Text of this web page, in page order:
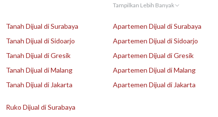
Tampilkan Lebih Banyak
Tanah Dijual di Surabaya
Tanah Dijual di Sidoarjo
Tanah Dijual di Gresik
Tanah Dijual di Malang
Tanah Dijual di Jakarta
Apartemen Dijual di Surabaya
Apartemen Dijual di Sidoarjo
Apartemen Dijual di Gresik
Apartemen Dijual di Malang
Apartemen Dijual di Jakarta
Ruko Dijual di Surabaya